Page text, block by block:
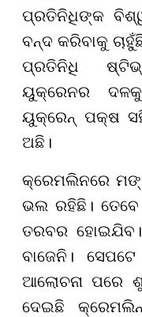
ପ୍ରତିନିଧିଙ୍କ
ବନ୍ଦ କରିବାକୁ
ପ୍ରତିନିଧି
ୟୁକ୍ରେନର
ୟୁକ୍ରେନ୍ ପକ୍ଷ
ଅଛି।
କ୍ରେମଲିନରେ
ଭଲ ରହିଛି। ତେବେ
ତରବର ହୋଇଯିବ।
ବାଜେନି।
ଆଲୋଚନା ପରେ
ଦେଇଛି